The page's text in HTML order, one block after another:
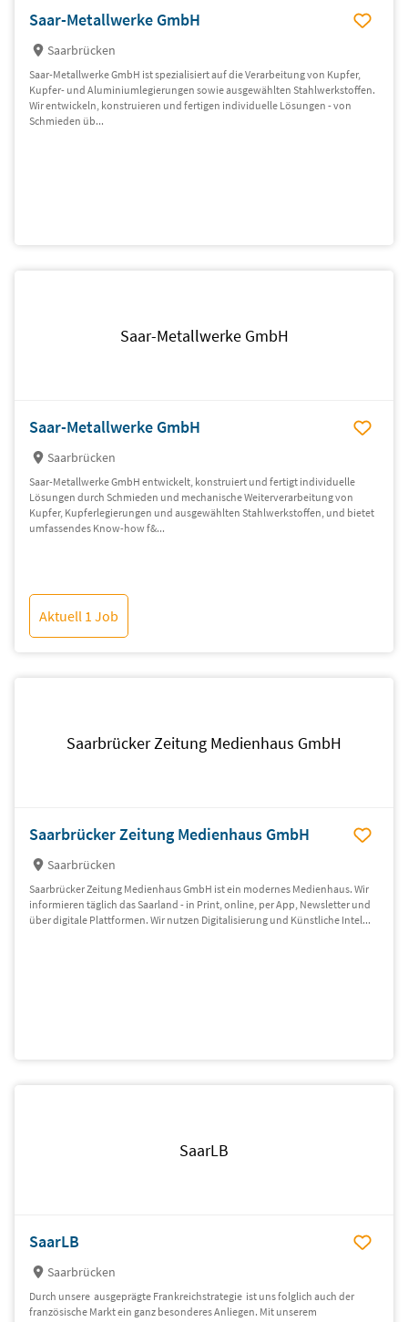
Saar-Metallwerke GmbH
Saarbrücken
Saar-Metallwerke GmbH ist spezialisiert auf die Verarbeitung von Kupfer,
Kupfer- und Aluminiumlegierungen sowie ausgewählten Stahlwerkstoffen.
Wir entwickeln, konstruieren und fertigen individuelle Lösungen - von
Schmieden üb...
Saar-Metallwerke GmbH
Saar-Metallwerke GmbH
Saarbrücken
Saar-Metallwerke GmbH entwickelt, konstruiert und fertigt individuelle
Lösungen durch Schmieden und mechanische Weiterverarbeitung von
Kupfer, Kupferlegierungen und ausgewählten Stahlwerkstoffen, und bietet
umfassendes Know-how f&...
Aktuell 1 Job
Saarbrücker Zeitung Medienhaus GmbH
Saarbrücker Zeitung Medienhaus GmbH
Saarbrücken
Saarbrücker Zeitung Medienhaus GmbH ist ein modernes Medienhaus. Wir
informieren täglich das Saarland - in Print, online, per App, Newsletter und
über digitale Plattformen. Wir nutzen Digitalisierung und Künstliche Intel...
SaarLB
SaarLB
Saarbrücken
Durch unsere ausgeprägte Frankreichstrategie ist uns folglich auch der
französische Markt ein ganz besonderes Anliegen. Mit unserem